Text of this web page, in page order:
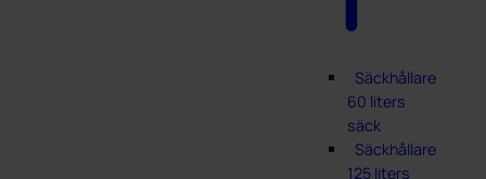
Säckhållare
60 liters
säck
Säckhållare
125 liters